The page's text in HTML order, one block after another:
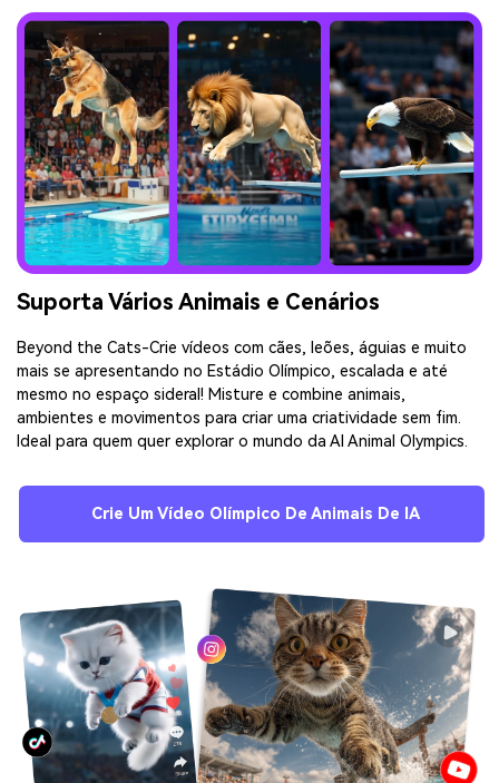
Suporta Vários Animais e Cenários
Beyond the Cats-Crie vídeos com cães, leões, águias e muito
mais se apresentando no Estádio Olímpico, escalada e até
mesmo no espaço sideral! Misture e combine animais,
ambientes e movimentos para criar uma criatividade sem fim.
Ideal para quem quer explorar o mundo da AI Animal Olympics.
Crie Um Vídeo Olímpico De Animais De IA